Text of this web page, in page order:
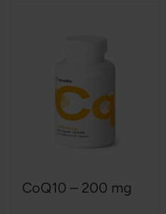
CoQ10 – 200 mg